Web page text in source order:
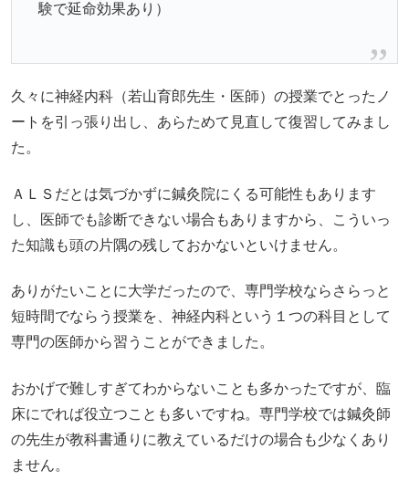
験で延命効果あり）
久々に神経内科（若山育郎先生・医師）の授業でとったノ
ートを引っ張り出し、あらためて見直して復習してみまし
た。
ＡＬＳだとは気づかずに鍼灸院にくる可能性もあります
し、医師でも診断できない場合もありますから、こういっ
た知識も頭の片隅の残しておかないといけません。
ありがたいことに大学だったので、専門学校ならさらっと
短時間でならう授業を、神経内科という１つの科目として
専門の医師から習うことができました。
おかげで難しすぎてわからないことも多かったですが、臨
床にでれば役立つことも多いですね。専門学校では鍼灸師
の先生が教科書通りに教えているだけの場合も少なくあり
ません。